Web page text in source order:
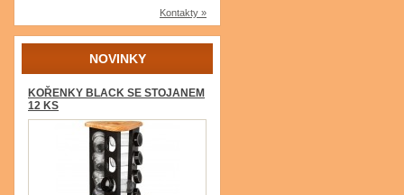
Kontakty »
NOVINKY
KOŘENKY BLACK SE STOJANEM
12 KS